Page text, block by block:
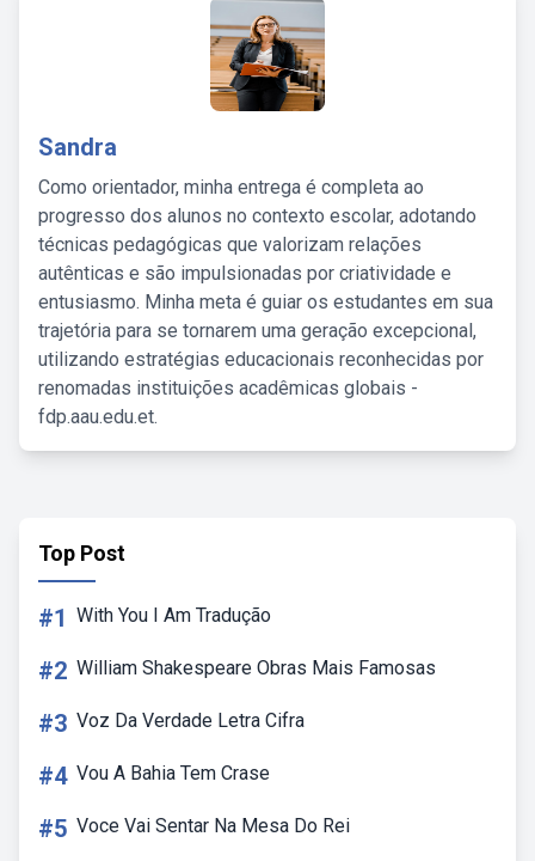
Sandra
Como orientador, minha entrega é completa ao
progresso dos alunos no contexto escolar, adotando
técnicas pedagógicas que valorizam relações
autênticas e são impulsionadas por criatividade e
entusiasmo. Minha meta é guiar os estudantes em sua
trajetória para se tornarem uma geração excepcional,
utilizando estratégias educacionais reconhecidas por
renomadas instituições acadêmicas globais -
fdp.aau.edu.et.
Top Post
#1 With You I Am Tradução
#2 William Shakespeare Obras Mais Famosas
#3 Voz Da Verdade Letra Cifra
#4 Vou A Bahia Tem Crase
#5 Voce Vai Sentar Na Mesa Do Rei